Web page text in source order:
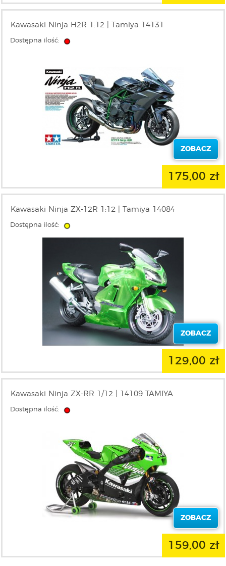
Kawasaki Ninja H2R 1:12 | Tamiya 14131
Dostępna ilość:
ZOBACZ
175,00 zł
Kawasaki Ninja ZX-12R 1:12 | Tamiya 14084
Dostępna ilość:
ZOBACZ
129,00 zł
Kawasaki Ninja ZX-RR 1/12 | 14109 TAMIYA
Dostępna ilość:
ZOBACZ
159,00 zł